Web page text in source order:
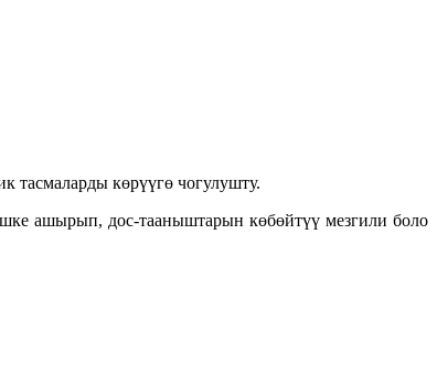
тасмаларды көрүүгө чогулушту.
ашырып, дос-тааныштарын көбөйтүү мезгили боло